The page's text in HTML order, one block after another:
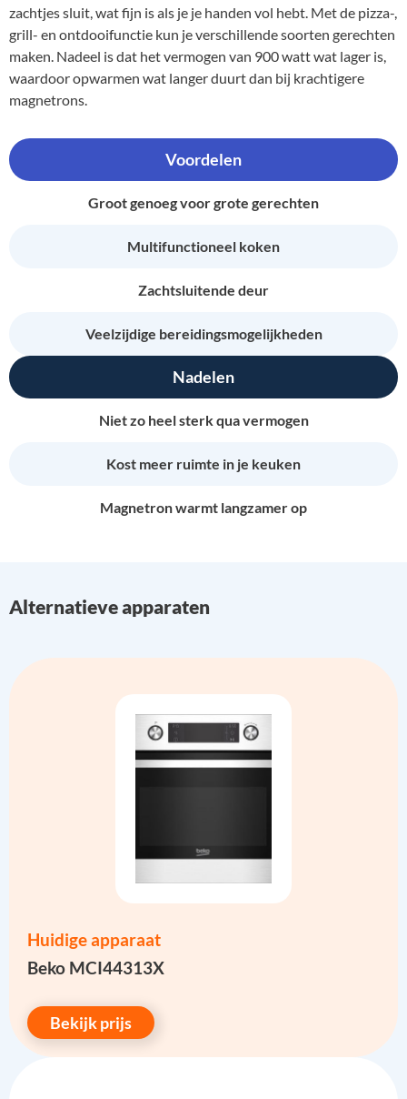
zachtjes sluit, wat fijn is als je je handen vol hebt. Met de pizza-,
grill- en ontdooifunctie kun je verschillende soorten gerechten
maken. Nadeel is dat het vermogen van 900 watt wat lager is,
waardoor opwarmen wat langer duurt dan bij krachtigere
magnetrons.
Voordelen
Groot genoeg voor grote gerechten
Multifunctioneel koken
Zachtsluitende deur
Veelzijdige bereidingsmogelijkheden
Nadelen
Niet zo heel sterk qua vermogen
Kost meer ruimte in je keuken
Magnetron warmt langzamer op
Alternatieve apparaten
Huidige apparaat
Beko MCI44313X
Bekijk prijs